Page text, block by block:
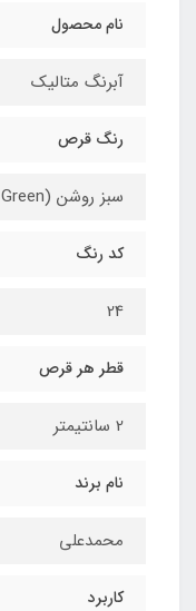
نام محصول
آبرنگ متالیک
رنگ قرص
سبز روشن (Light Green)
کد رنگ
24
قطر هر قرص
2 سانتیمتر
نام برند
محمدعلی
کاربرد